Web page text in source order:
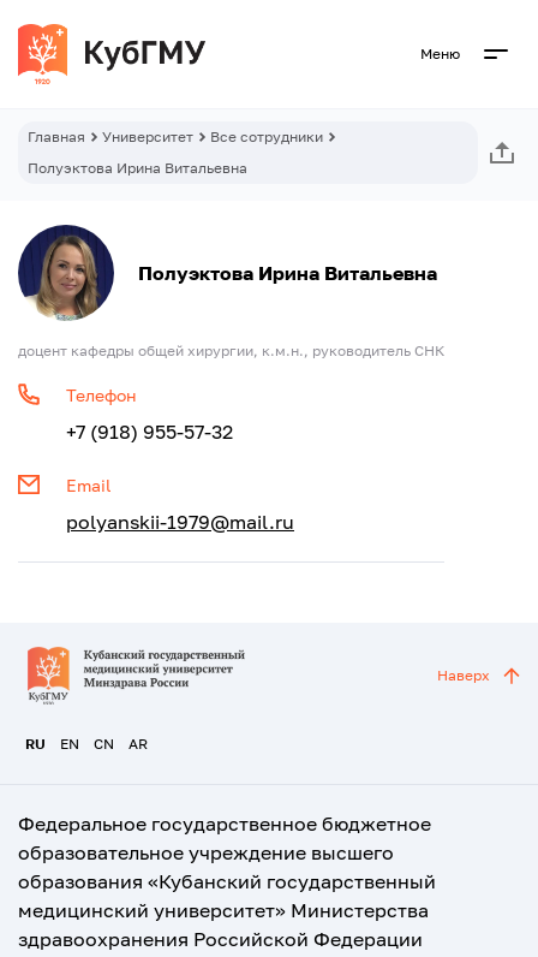
Меню
Главная Университет
Все сотрудники
Полуэктова Ирина Витальевна
Полуэктова Ирина Витальевна
доцент кафедры общей хирургии, к.м.н., руководитель СНК
Телефон
+7 (918) 955-57-32
Email
polyanskii-1979@mail.ru
RU EN CN AR
Наверх
Федеральное государственное бюджетное
образовательное учреждение высшего
образования «Кубанский государственный
медицинский университет» Министерства
здравоохранения Российской Федерации